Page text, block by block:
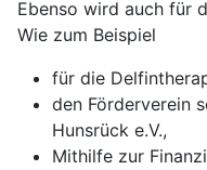
Ebenso wird auch für
Wie zum Beispiel
für die
den Förderverein
Hunsrück e.V.,
Mithilfe zur